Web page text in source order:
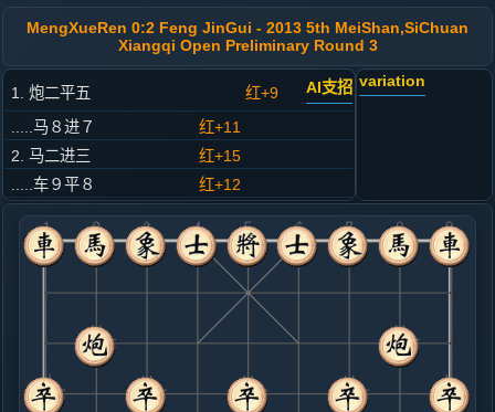
MengXueRen 0:2 Feng JinGui - 2013 5th MeiShan,SiChuan
Xiangqi Open Preliminary Round 3
1. 炮二平五 红+9 AI支招
.....马８进７
红+11
2. 马二进三
红+15
.....车９平８
红+12
3. 车一平二
红+11
.....卒７进１
红+11
4. 车二进六
红+10
.....马２进３
红+7
5. 兵七进一
红+8
.....象３进５
6. 兵三进一
黑+28
马八进七
variation